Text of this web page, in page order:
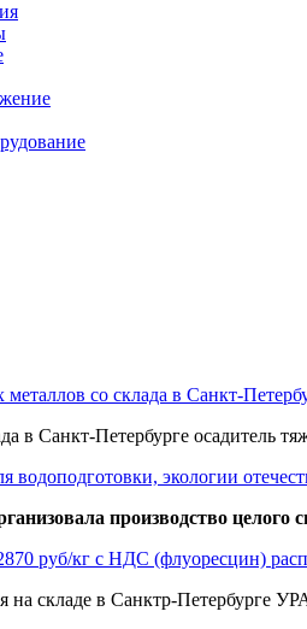
со склада в Санкт-
в Санкт-Петербурге осадитель
водоподготовки, экологии
производство
руб/кг с НДС (флуоресцин)
на складе в Санктр-Петербурге